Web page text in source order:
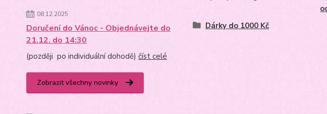
08.12.2025
Doručení do Vánoc - Objednávejte do
21.12. do 14:30
(později po individuální dohodě) číst celé
Zobrazit všechny novinky
Dárky do 1000 Kč